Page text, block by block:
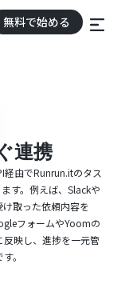
無料で始める
連携
由でRunrun.itのタス
す。例えば、Slackや
取った依頼内容を
フォームやYoomの
映し、進捗を一元管
。